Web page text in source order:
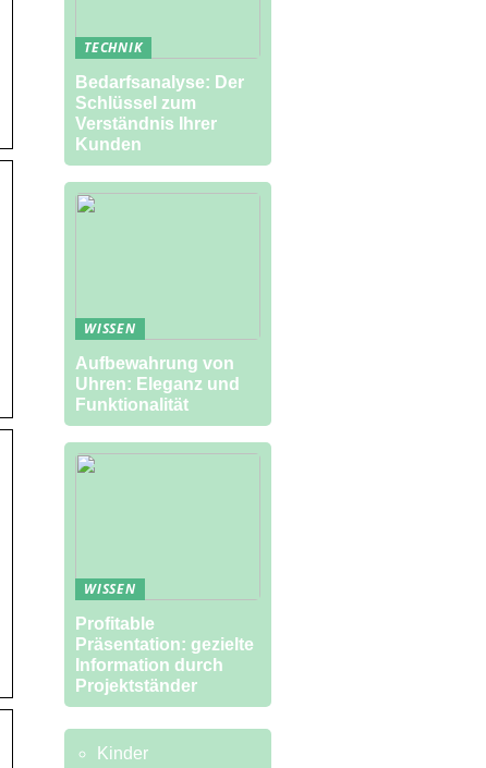
TECHNIK
Bedarfsanalyse: Der
Schlüssel zum
Verständnis Ihrer
Kunden
WISSEN
Aufbewahrung von
Uhren: Eleganz und
Funktionalität
WISSEN
Profitable
Präsentation: gezielte
Information durch
Projektständer
Kinder